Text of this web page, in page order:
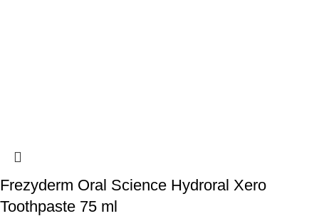
Frezyderm Oral Science Hydroral Xero
Toothpaste 75 ml